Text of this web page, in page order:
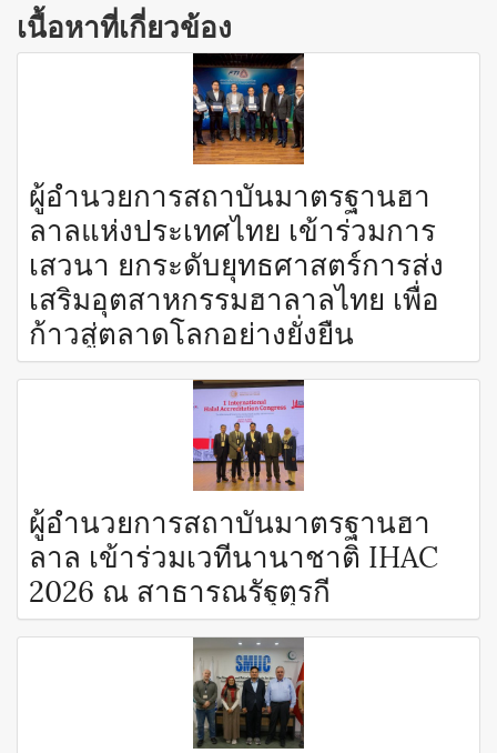
เนื้อหาที่เกี่ยวข้อง
ผู้อำนวยการสถาบันมาตรฐานฮา
ลาลแห่งประเทศไทย เข้าร่วมการ
เสวนา ยกระดับยุทธศาสตร์การส่ง
เสริมอุตสาหกรรมฮาลาลไทย เพื่อ
ก้าวสู่ตลาดโลกอย่างยั่งยืน
ผู้อำนวยการสถาบันมาตรฐานฮา
ลาล เข้าร่วมเวทีนานาชาติ IHAC
2026 ณ สาธารณรัฐตุรกี